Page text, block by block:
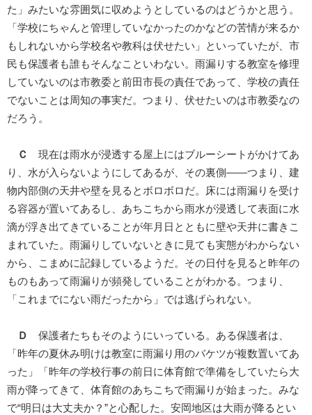
た」みたいな雰囲気に収めようとしているのはどうかと思う。
「学校にちゃんと管理していなかったのかなどの苦情が来るか
もしれないから学校名や教科は伏せたい」といっていたが、市
民も保護者も誰もそんなこといわない。雨漏りする教室を修理
していないのは市教委と前田市長の責任であって、学校の責任
でないことは周知の事実だ。つまり、伏せたいのは市教委なの
だろう。
Ｃ
現在は雨水が浸透する屋上にはブルーシートがかけてあ
り、水が入らないようにしてあるが、その裏側――つまり、建
物内部側の天井や壁を見るとボロボロだ。床には雨漏りを受け
る容器が置いてあるし、あちこちから雨水が浸透して表面に水
滴が浮き出てきていることが年月日とともに壁や天井に書きこ
まれていた。雨漏りしていないときに見ても実態がわからない
から、こまめに記録しているようだ。その日付を見ると昨年の
ものもあって雨漏りが頻発していることがわかる。つまり、
「これまでにない雨だったから」では逃げられない。
Ｄ
保護者たちもそのようにいっている。ある保護者は、
「昨年の夏休み明けは教室に雨漏り用のバケツが複数置いてあ
った」「昨年の学校行事の前日に体育館で準備をしていたら大
雨が降ってきて、体育館のあちこちで雨漏りが始まった。みな
で“明日は大丈夫か？”と心配した。安岡地区は大雨が降るとい